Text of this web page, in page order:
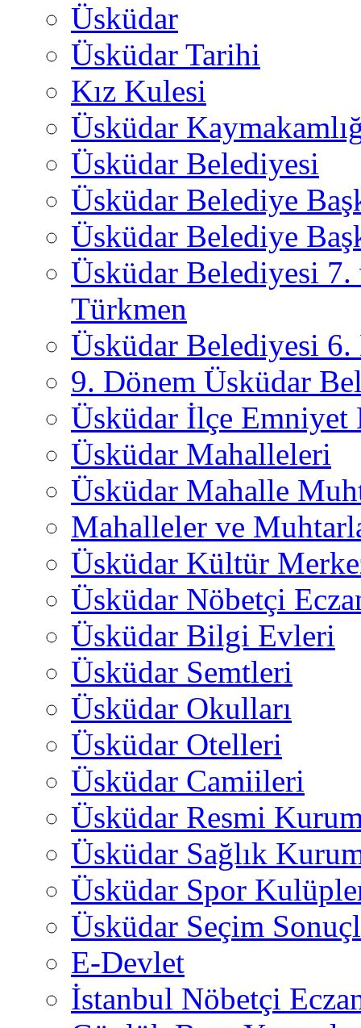
Üsküdar
Üsküdar Tarihi
Kız Kulesi
Üsküdar
Üsküdar Belediyesi
Üsküdar Belediye
Üsküdar Belediye
Üsküdar Belediyesi
Türkmen
Üsküdar Belediyesi 6.
9. Dönem Üsküdar
Üsküdar İlçe
Üsküdar Mahalleleri
Üsküdar Mahalle
Mahalleler ve
Üsküdar Kültür
Üsküdar Nöbetçi
Üsküdar Bilgi Evleri
Üsküdar Semtleri
Üsküdar Okulları
Üsküdar Otelleri
Üsküdar Camiileri
Üsküdar Resmi
Üsküdar Sağlık
Üsküdar Spor
Üsküdar Seçim
E-Devlet
İstanbul Nöbetçi